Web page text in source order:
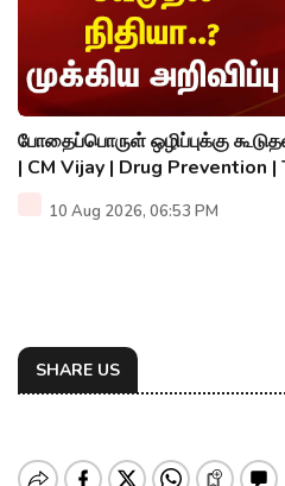
போதைப்பொருள் ஒழிப்புக்கு
| CM Vijay | Drug Prevention |
10 Aug 2026, 06:53 PM
SHARE US